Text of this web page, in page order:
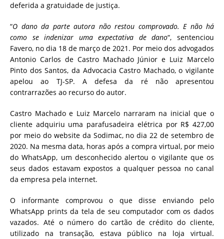
deferida a gratuidade de justiça.
“O dano da parte autora não restou comprovado. E não há
como se indenizar uma expectativa de dano“, sentenciou
Favero, no dia 18 de março de 2021. Por meio dos advogados
Antonio Carlos de Castro Machado Júnior e Luiz Marcelo
Pinto dos Santos, da Advocacia Castro Machado, o vigilante
apelou ao TJ-SP. A defesa da ré não apresentou
contrarrazões ao recurso do autor.
Castro Machado e Luiz Marcelo narraram na inicial que o
cliente adquiriu uma parafusadeira elétrica por R$ 427,00
por meio do website da Sodimac, no dia 22 de setembro de
2020. Na mesma data, horas após a compra virtual, por meio
do WhatsApp, um desconhecido alertou o vigilante que os
seus dados estavam expostos a qualquer pessoa no canal
da empresa pela internet.
O informante comprovou o que disse enviando pelo
WhatsApp prints da tela de seu computador com os dados
vazados. Até o número do cartão de crédito do cliente,
utilizado na transação, estava público na loja virtual.